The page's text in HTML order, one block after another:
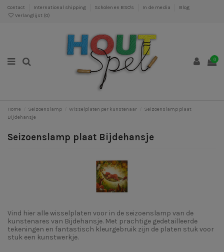
Contact International shipping Scholen en BSO's In de media
Blog
Verlanglijst (0)
0
Home Seizoenslamp Wisselplaten per kunstenaar
Seizoenslamp plaat
Bijdehansje
Seizoenslamp plaat Bijdehansje
Vind hier alle wisselplaten voor in de seizoenslamp van de
kunstenares van Bijdehansje. Met prachtige gedetailleerde
tekeningen en fantastisch kleurgebruik zijn de platen stuk voor
stuk een kunstwerkje.